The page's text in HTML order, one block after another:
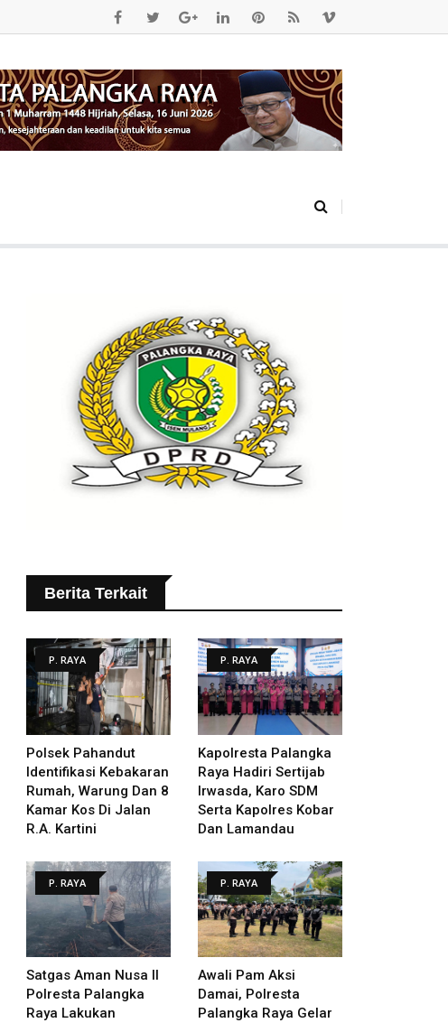
Berita Terkait
P. RAYA
Polsek Pahandut
Identifikasi Kebakaran
Rumah, Warung Dan 8
Kamar Kos Di Jalan
R.A. Kartini
P. RAYA
Kapolresta Palangka
Raya Hadiri Sertijab
Irwasda, Karo SDM
Serta Kapolres Kobar
Dan Lamandau
P. RAYA
Satgas Aman Nusa II
Polresta Palangka
Raya Lakukan
P. RAYA
Awali Pam Aksi
Damai, Polresta
Palangka Raya Gelar